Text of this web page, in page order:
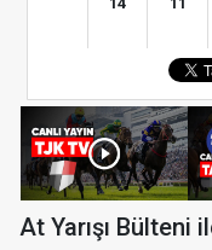
At Yarışı Bülteni